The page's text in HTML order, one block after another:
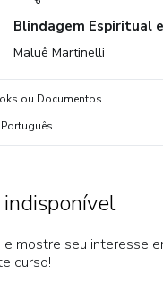
Blindagem Espiritual
Maluê Martinelli
ou Documentos
Português
mostre seu interesse
curso!